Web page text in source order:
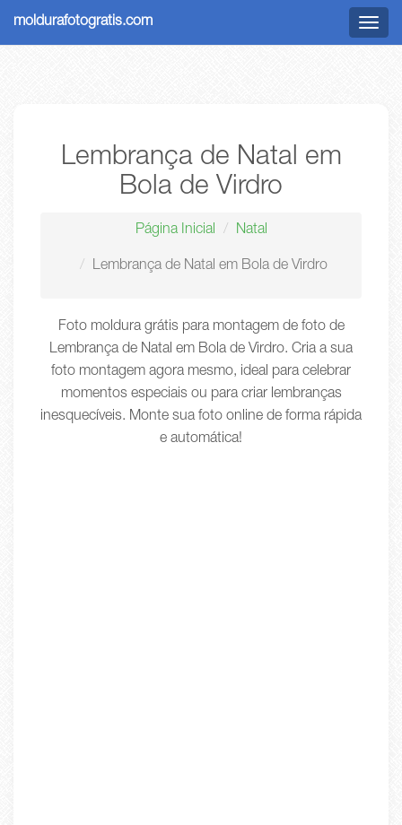
Menu
moldurafotogratis.com
Lembrança de Natal em
Bola de Virdro
Página Inicial Natal
Lembrança de Natal em Bola de Virdro
Foto moldura grátis para montagem de foto de
Lembrança de Natal em Bola de Virdro. Cria a sua
foto montagem agora mesmo, ideal para celebrar
momentos especiais ou para criar lembranças
inesquecíveis. Monte sua foto online de forma rápida
e automática!